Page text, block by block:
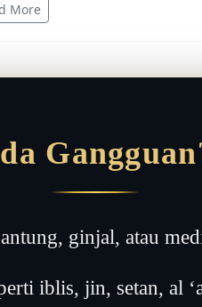
More
ginjal, atau
iblis, jin, setan, al